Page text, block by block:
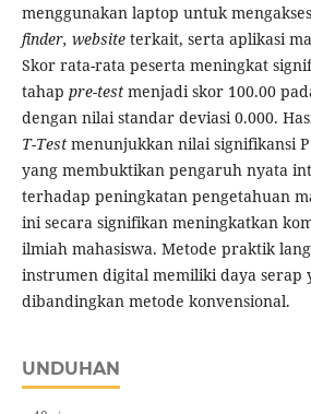
menggunakan laptop untuk
finder, website terkait, serta aplikasi
Skor rata-rata peserta meningkat
tahap pre-test menjadi skor 100.00
dengan nilai standar deviasi 0.000.
T-Test menunjukkan nilai signifikansi P
yang membuktikan pengaruh nyata
terhadap peningkatan pengetahuan
ini secara signifikan meningkatkan
ilmiah mahasiswa. Metode praktik
instrumen digital memiliki daya serap
dibandingkan metode konvensional.
UNDUHAN